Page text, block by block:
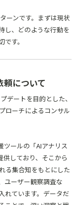
ーンです。まずは現状
し、どのような行動を
す。
頼について
デートを目的とした、
ローチによるコンサル
ツールの「AIアナリス
供しており、そこから
る集合知をもとにした
ユーザー観察調査な
れています。データだ